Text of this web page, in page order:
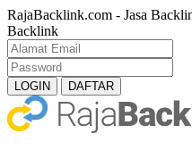
RajaBacklink.com - Jasa
Backlink